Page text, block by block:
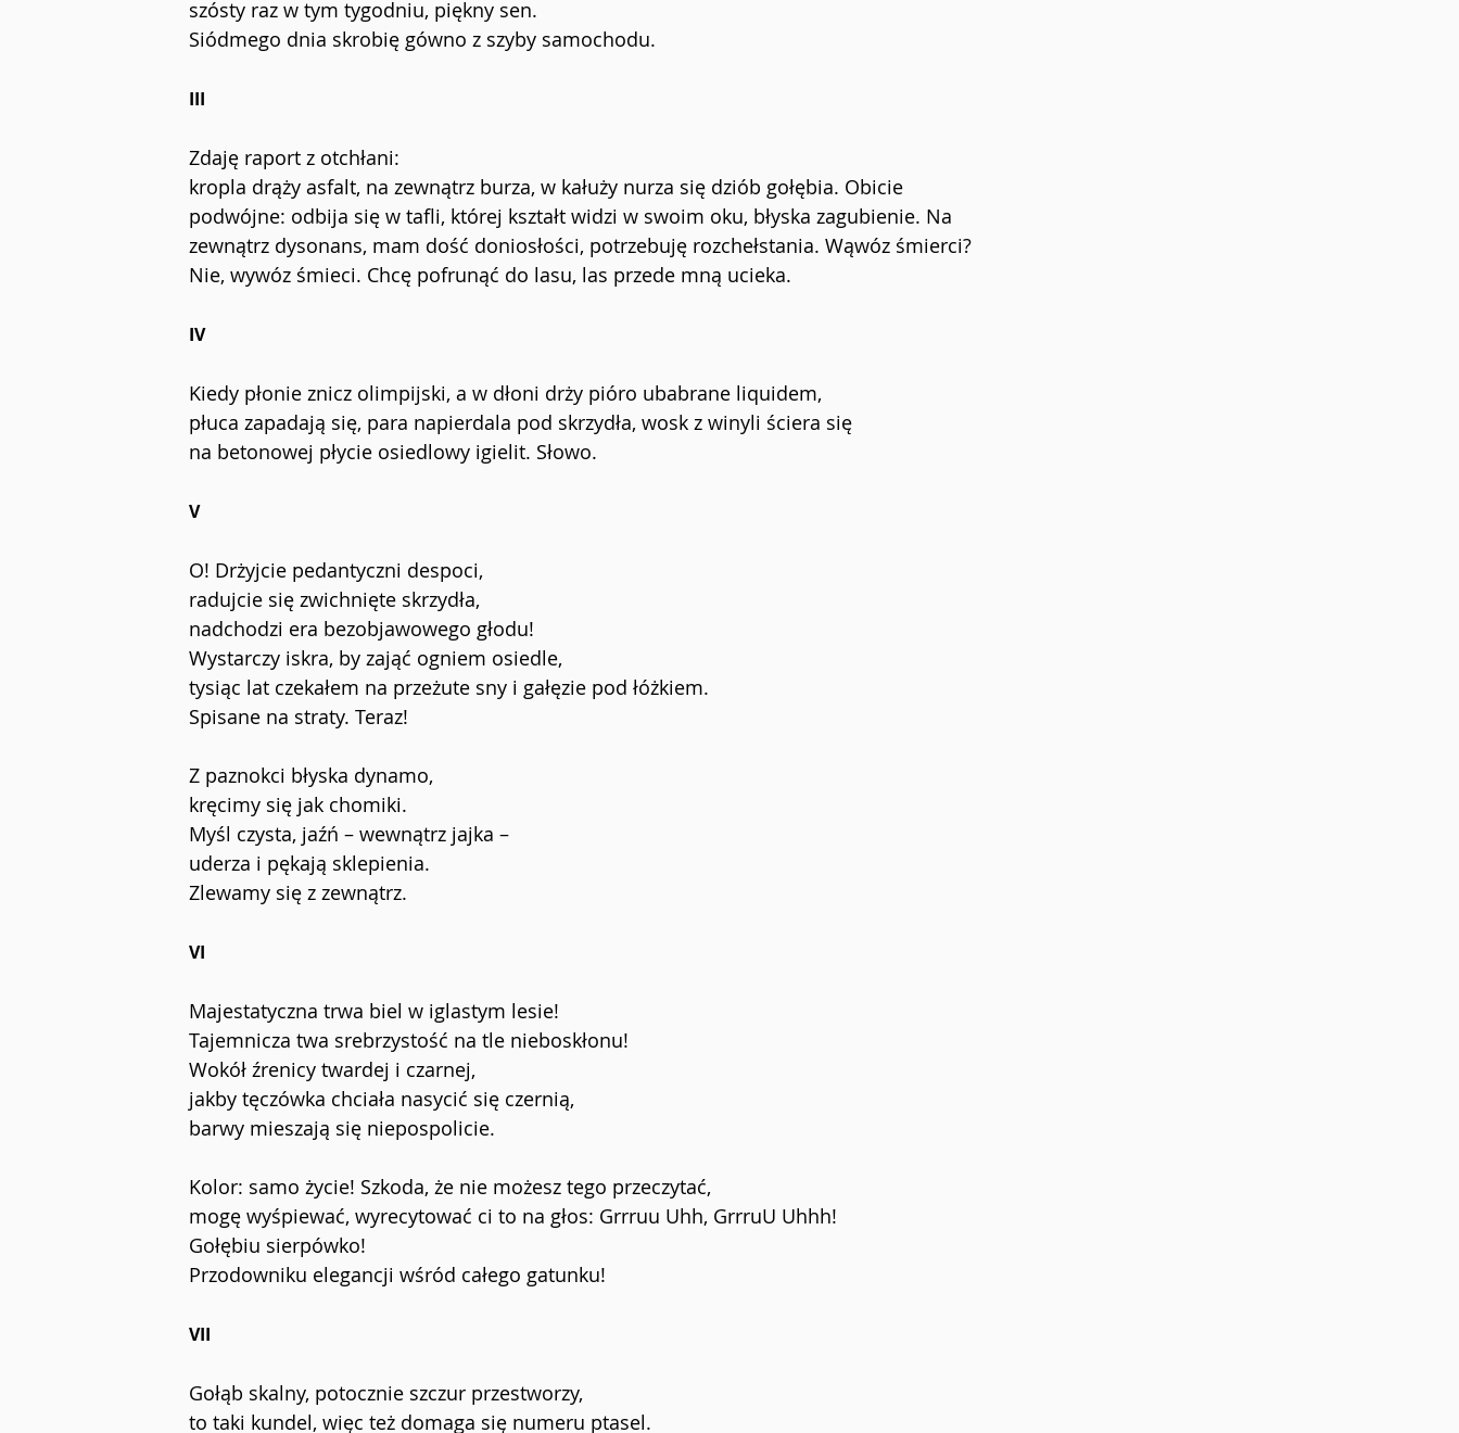
szósty raz w tym tygodniu, piękny sen.
Siódmego dnia skrobię gówno z szyby samochodu.
III
Zdaję raport z otchłani:
kropla drąży asfalt, na zewnątrz burza, w kałuży nurza się dziób gołębia. Obicie
podwójne: odbija się w tafli, której kształt widzi w swoim oku, błyska zagubienie. Na
zewnątrz dysonans, mam dość doniosłości, potrzebuję rozchełstania. Wąwóz śmierci?
Nie, wywóz śmieci. Chcę pofrunąć do lasu, las przede mną ucieka.
IV
Kiedy płonie znicz olimpijski, a w dłoni drży pióro ubabrane liquidem,
płuca zapadają się, para napierdala pod skrzydła, wosk z winyli ściera się
na betonowej płycie osiedlowy igielit. Słowo.
V
O! Drżyjcie pedantyczni despoci,
radujcie się zwichnięte skrzydła,
nadchodzi era bezobjawowego głodu!
Wystarczy iskra, by zająć ogniem osiedle,
tysiąc lat czekałem na przeżute sny i gałęzie pod łóżkiem.
Spisane na straty. Teraz!
Z paznokci błyska dynamo,
kręcimy się jak chomiki.
Myśl czysta, jaźń – wewnątrz jajka –
uderza i pękają sklepienia.
Zlewamy się z zewnątrz.
VI
Majestatyczna trwa biel w iglastym lesie!
Tajemnicza twa srebrzystość na tle nieboskłonu!
Wokół źrenicy twardej i czarnej,
jakby tęczówka chciała nasycić się czernią,
barwy mieszają się niepospolicie.
Kolor: samo życie! Szkoda, że nie możesz tego przeczytać,
mogę wyśpiewać, wyrecytować ci to na głos: Grrruu Uhh, GrrruU Uhhh!
Gołębiu sierpówko!
Przodowniku elegancji wśród całego gatunku!
VII
Gołąb skalny, potocznie szczur przestworzy,
to taki kundel, więc też domaga się numeru ptasel.